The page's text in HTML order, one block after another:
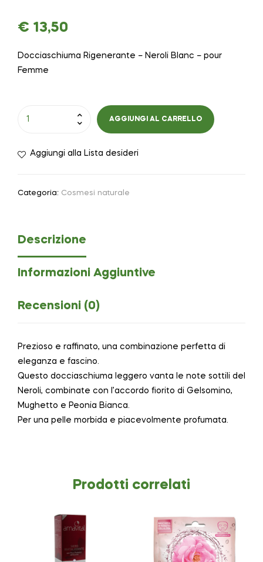
€ 13,50
Docciaschiuma Rigenerante – Neroli Blanc – pour
Femme
AGGIUNGI AL CARRELLO
Aggiungi alla Lista desideri
Categoria: Cosmesi naturale
Descrizione
Informazioni Aggiuntive
Recensioni (0)
Prezioso e raffinato, una combinazione perfetta di
eleganza e fascino.
Questo docciaschiuma leggero vanta le note sottili del
Neroli, combinate con l’accordo fiorito di Gelsomino,
Mughetto e Peonia Bianca.
Per una pelle morbida e piacevolmente profumata.
Prodotti correlati